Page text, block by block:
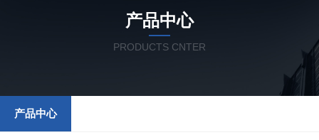
产品中心
PRODUCTS CNTER
产品中心